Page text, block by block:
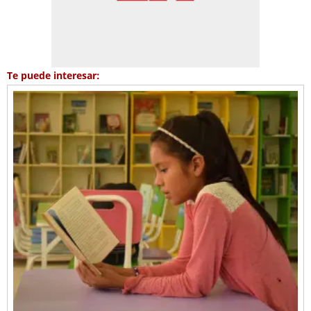
Te puede interesar: